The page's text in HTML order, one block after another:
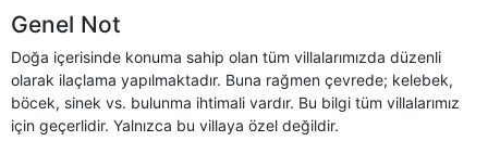
Genel Not
Doğa içerisinde konuma sahip olan tüm villalarımızda düzenli
olarak ilaçlama yapılmaktadır. Buna rağmen çevrede; kelebek,
böcek, sinek vs. bulunma ihtimali vardır. Bu bilgi tüm villalarımız
için geçerlidir. Yalnızca bu villaya özel değildir.